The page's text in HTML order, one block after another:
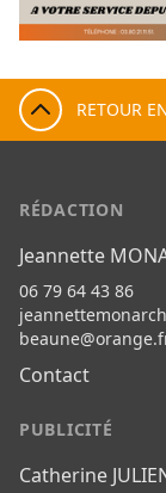
RETOUR
RÉDACTION
Jeannette
06 79 64 43 86
Contact
PUBLICITÉ
Catherine